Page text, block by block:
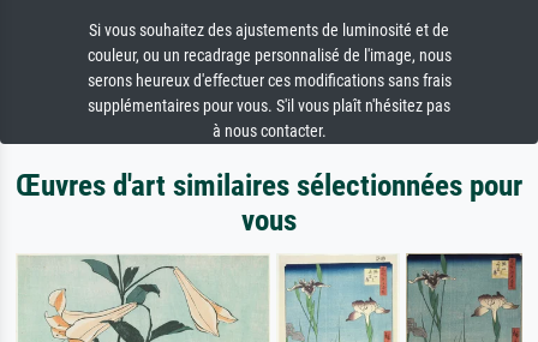
Si vous souhaitez des ajustements de luminosité et de
couleur, ou un recadrage personnalisé de l'image, nous
serons heureux d'effectuer ces modifications sans frais
supplémentaires pour vous. S'il vous plaît n'hésitez pas
à nous contacter.
Œuvres d'art similaires sélectionnées pour
vous